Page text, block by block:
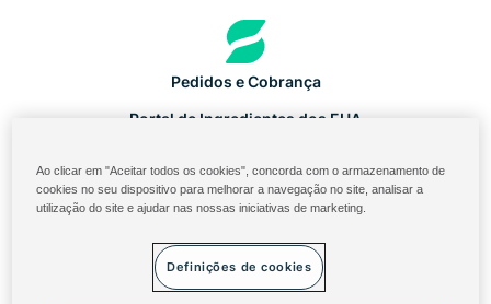
Pedidos e Cobrança
Portal de Ingredientes dos EUA
Diversey ServiceNow
Declaração de privacidade
Ao clicar em "Aceitar todos os cookies", concorda com o armazenamento de
cookies no seu dispositivo para melhorar a navegação no site, analisar a
utilização do site e ajudar nas nossas iniciativas de marketing.
Definições de cookies